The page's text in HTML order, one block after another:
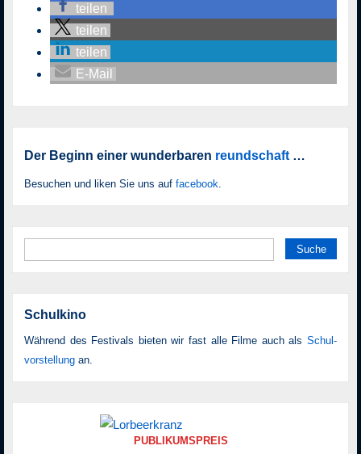
teilen
teilen
teilen
E-Mail
Der Beginn einer wunderbaren reundschaft …
Besuchen und liken Sie uns auf facebook
Schulkino
Während des Festivals bieten wir fast alle Filme auch als Schul­
vor­stellung an.
PUBLIKUMSPREIS